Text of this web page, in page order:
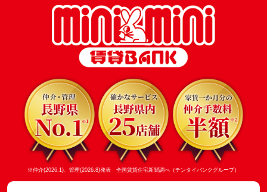
※仲介(2026.1)、管理(2026.8)発表 全国賃貸住宅新聞調べ（チンタイバンクグループ）